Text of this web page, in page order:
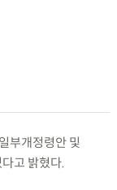
부개정령안 및
고 밝혔다.